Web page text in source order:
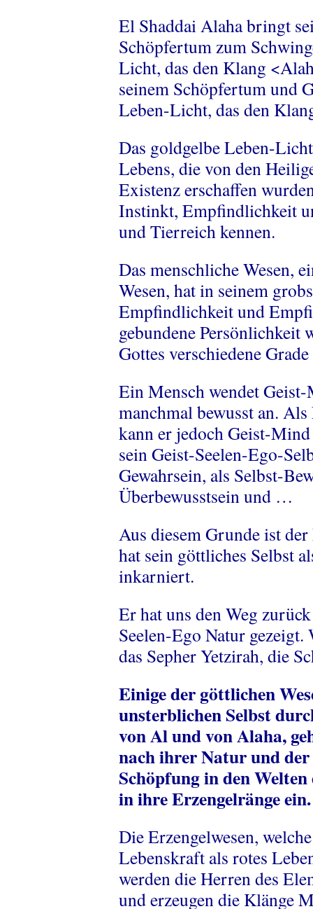
El Shaddai Alaha bringt
Schöpfertum zum
Licht, das den Klang
seinem Schöpfertum und
Leben-Licht, das den
Das goldgelbe Leben-
Lebens, die von den
Existenz erschaffen
Instinkt, Empfindlichkeit
und Tierreich kennen.
Das menschliche Wesen,
Wesen, hat in seinem
Empfindlichkeit und
gebundene Persönlichkeit
Gottes verschiedene
Ein Mensch wendet
manchmal bewusst an.
kann er jedoch Geist-
sein Geist-Seelen-Ego-
Gewahrsein, als Selbst-
Überbewusstsein und …
Aus diesem Grunde ist
hat sein göttliches Selbst
inkarniert.
Er hat uns den Weg
Seelen-Ego Natur gezeigt.
das Sepher Yetzirah, die
Einige der göttlichen
unsterblichen Selbst
von Al und von Alaha,
nach ihrer Natur und
Schöpfung in den
in ihre Erzengelränge ein.
Die Erzengelwesen,
Lebenskraft als rotes
werden die Herren des
und erzeugen die Klänge